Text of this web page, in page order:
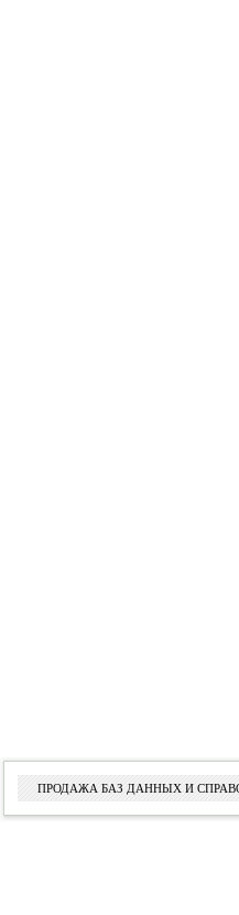
ПРОДАЖА БАЗ ДАННЫХ И